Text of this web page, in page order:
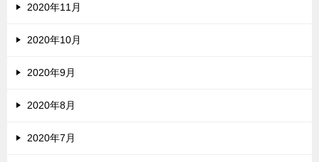
2020年11月
2020年10月
2020年9月
2020年8月
2020年7月